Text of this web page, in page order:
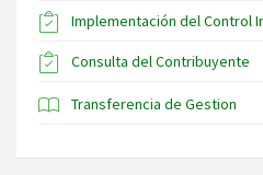
Implementación del Control
Consulta del Contribuyente
Transferencia de Gestion